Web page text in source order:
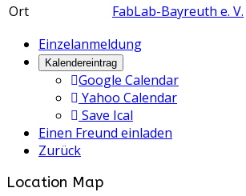
Ort
FabLab-Bayreuth e. V.
Einzelanmeldung
Kalendereintrag
Google Calendar
Yahoo Calendar
Save Ical
Einen Freund einladen
Zurück
Location Map